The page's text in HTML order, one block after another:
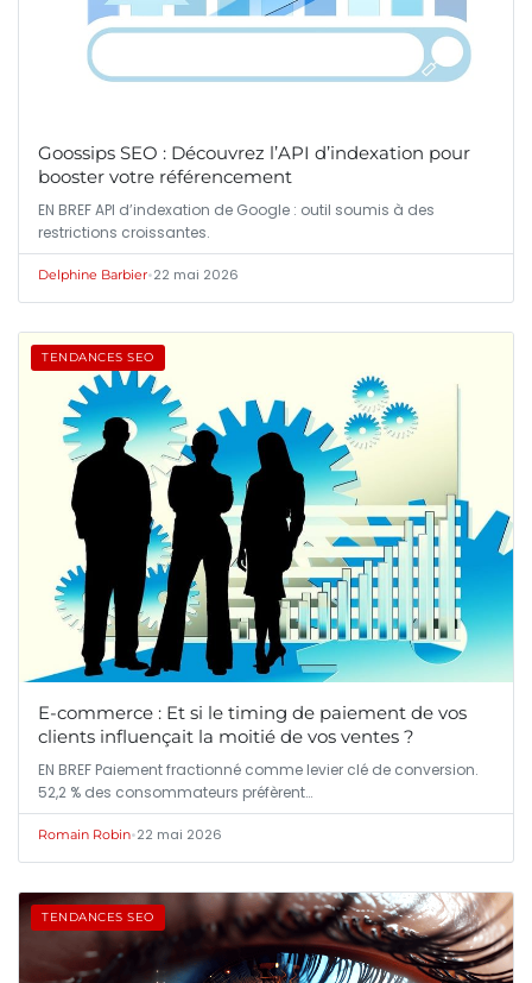
Goossips SEO : Découvrez l’API d’indexation pour
booster votre référencement
EN BREF API d’indexation de Google : outil soumis à des
restrictions croissantes.
Delphine Barbier•22 mai 2026
TENDANCES SEO
E-commerce : Et si le timing de paiement de vos
clients influençait la moitié de vos ventes ?
EN BREF Paiement fractionné comme levier clé de conversion.
52,2 % des consommateurs préfèrent…
Romain Robin•22 mai 2026
TENDANCES SEO